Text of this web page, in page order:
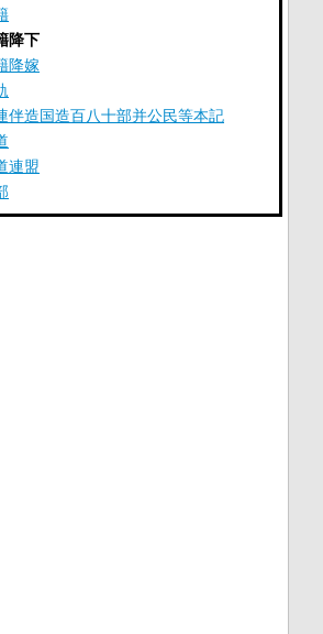
降下
降嫁
伴造国造百八十部并公民等本記
連盟